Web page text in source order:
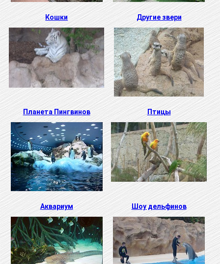
Кошки Другие звери
Планета Пингвинов Птицы
Аквариум Шоу дельфинов